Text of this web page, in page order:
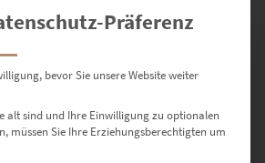
Präferenz
bevor Sie unsere Website weiter
alt sind und Ihre Einwilligung zu optionalen
müssen Sie Ihre Erziehungsberechtigten um